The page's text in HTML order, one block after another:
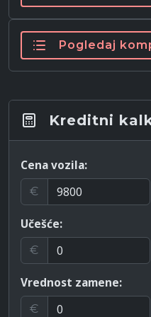
Pogledaj
Kreditni
Cena vozila:
€
Učešće:
€
Vrednost zamene:
€